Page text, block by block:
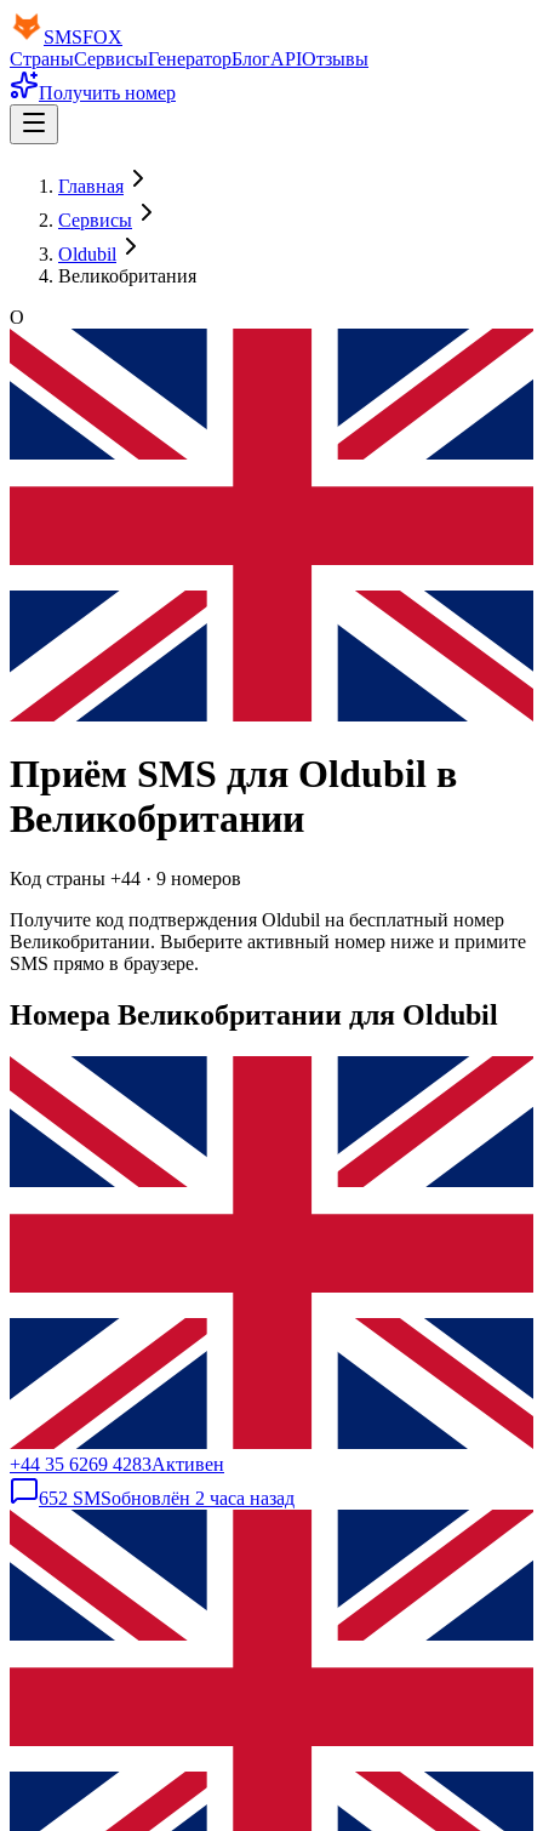
SMSFOX
СтраныСервисыГенераторБлогAPIОтзывы
Получить номер
Главная
Сервисы
Oldubil
Великобритания
O
Приём SMS для Oldubil в
Великобритании
Код страны +44 · 9 номеров
Получите код подтверждения Oldubil на бесплатный номер
Великобритании. Выберите активный номер ниже и примите
SMS прямо в браузере.
Номера Великобритании для Oldubil
+44 35 6269 4283Активен
652 SMSобновлён 2 часа назад